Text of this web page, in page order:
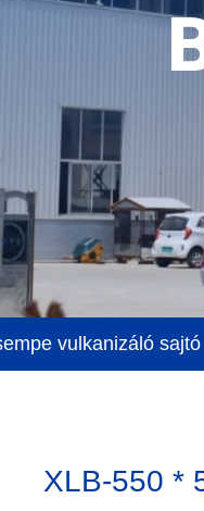
vulkanizáló sajtó
XLB-550 *